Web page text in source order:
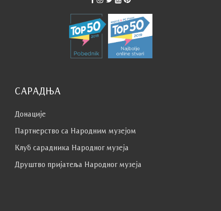
САРАДЊА
Донације
Партнерство са Народним музејoм
Клуб сaрaдникa Народног музеја
Друштво пријатеља Народног музеја